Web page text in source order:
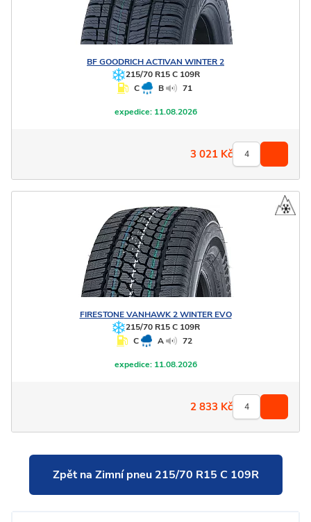
BF GOODRICHACTIVAN WINTER 2
215/70 R15 C 109R
C
B 71
expedice:11.08.2026
3 021 Kč
FIRESTONEVANHAWK 2 WINTER EVO
215/70 R15 C 109R
C
A 72
expedice:11.08.2026
2 833 Kč
Zpět na Zimní pneu 215/70 R15 C 109R